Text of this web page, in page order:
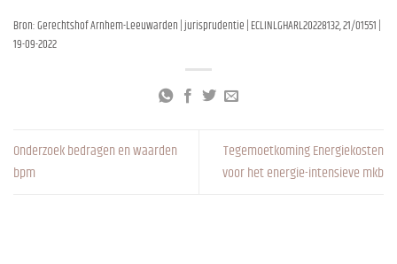
Bron: Gerechtshof Arnhem-Leeuwarden | jurisprudentie | ECLINLGHARL20228132, 21/01551 |
19-09-2022
Onderzoek bedragen en waarden
bpm
Tegemoetkoming Energiekosten
voor het energie-intensieve mkb